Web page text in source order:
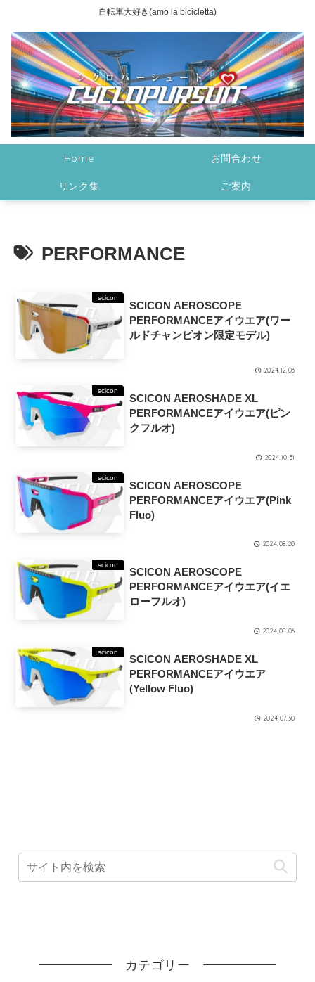
自転車大好き(amo la bicicletta)
Home お問合わせ
リンク集 ご案内
PERFORMANCE
scicon
SCICON AEROSCOPE
PERFORMANCEアイウエア(ワー
ルドチャンピオン限定モデル)
2024.12.03
scicon
SCICON AEROSHADE XL
PERFORMANCEアイウエア(ピン
クフルオ)
2024.10.31
scicon
SCICON AEROSCOPE
PERFORMANCEアイウエア(Pink
Fluo)
2024.08.20
scicon
SCICON AEROSCOPE
PERFORMANCEアイウエア(イエ
ローフルオ)
2024.08.06
scicon
SCICON AEROSHADE XL
PERFORMANCEアイウエア
(Yellow Fluo)
2024.07.30
カテゴリー